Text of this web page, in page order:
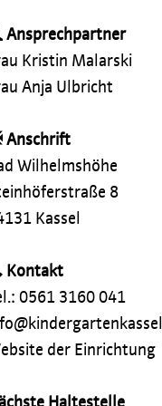
Ansprechpartner
Kristin Malarski
Anja Ulbricht
Anschrift
Wilhelmshöhe
8
Kassel
Kontakt
0561 3160 041
der Einrichtung